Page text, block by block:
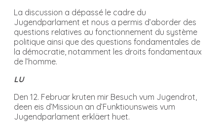
La discussion a dépassé le cadre du
Jugendparlament et nous a permis d’aborder des
questions relatives au fonctionnement du système
politique ainsi que des questions fondamentales de
la démocratie, notamment les droits fondamentaux
de l’homme.
LU
Den 12. Februar kruten mir Besuch vum Jugendrot,
deen eis d’Missioun an d’Funktiounsweis vum
Jugendparlament erkläert huet.